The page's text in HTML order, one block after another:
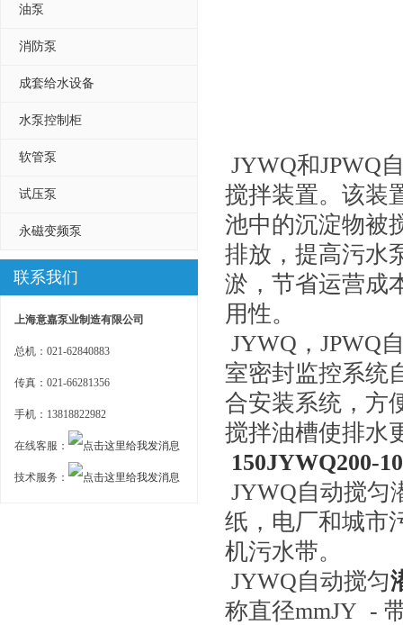
油泵
消防泵
成套给水设备
水泵控制柜
软管泵
试压泵
永磁变频泵
联系我们
上海意嘉泵业制造有限公司
总机：021-62840883
传真：021-66281356
手机：13818822982
在线客服：
技术服务：
JYWQ和JPWQ
搅拌装置。该装
池中的沉淀物被
排放，提高污水
淤，节省运营成
用性。
JYWQ，JPWQ
室密封监控系统
合安装系统，方
搅拌油槽使排水
150JYWQ200-
JYWQ自动搅匀
纸，电厂和城市
机污水带。
JYWQ自动搅匀
称直径mmJY -